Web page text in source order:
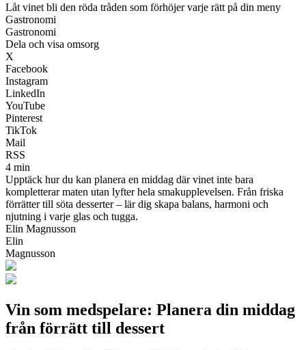
Låt vinet bli den röda tråden som förhöjer varje rätt på din meny
Gastronomi
Gastronomi
Dela och visa omsorg
X
Facebook
Instagram
LinkedIn
YouTube
Pinterest
TikTok
Mail
RSS
4 min
Upptäck hur du kan planera en middag där vinet inte bara
kompletterar maten utan lyfter hela smakupplevelsen. Från friska
förrätter till söta desserter – lär dig skapa balans, harmoni och
njutning i varje glas och tugga.
Elin Magnusson
Elin
Magnusson
Vin som medspelare: Planera din middag
från förrätt till dessert